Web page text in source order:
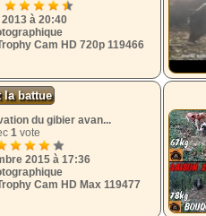
à 20:40
Cam HD 720p 119466
la battue
du gibier avan...
1 vote
2015 à 17:36
Cam HD Max 119477